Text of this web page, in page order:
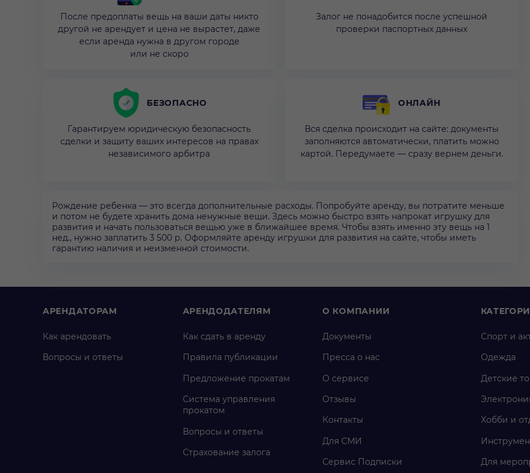
После предоплаты вещь на ваши даты никто
другой не арендует и цена не вырастет, даже
если аренда нужна в другом городе
или не скоро
Залог не понадобится после успешной
проверки паспортных данных
БЕЗОПАСНО
Гарантируем юридическую безопасность
сделки и защиту ваших интересов на правах
независимого арбитра
ОНЛАЙН
Вся сделка происходит на сайте: документы
заполняются автоматически, платить можно
картой. Передумаете — сразу вернем деньги.
Рождение ребенка — это всегда дополнительные расходы. Попробуйте аренду, вы потратите меньше
и потом не будете хранить дома ненужные вещи. Здесь можно быстро взять напрокат игрушку для
развития и начать пользоваться вещью уже в ближайшее время. Чтобы взять именно эту вещь на 1
нед., нужно заплатить 3 500 р. Оформляйте аренду игрушки для развития на сайте, чтобы иметь
гарантию наличия и неизменной стоимости.
АРЕНДАТОРАМ
Как арендовать
Вопросы и ответы
АРЕНДОДАТЕЛЯМ
Как сдать в аренду
Правила публикации
Предложение прокатам
Система управления
прокатом
Вопросы и ответы
Страхование залога
О КОМПАНИИ
Документы
Пресса о нас
О сервисе
Отзывы
Контакты
Для СМИ
Сервис Подписки
Спорт и
Одежда
Детские
Хобби и
Для